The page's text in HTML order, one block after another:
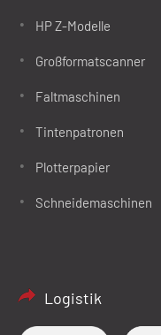
HP Z-Modelle
Großformatscanner
Faltmaschinen
Tintenpatronen
Plotterpapier
Schneidemaschinen
Logistik